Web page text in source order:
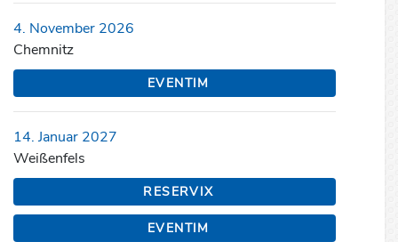
4. November 2026
Chemnitz
EVENTIM
14. Januar 2027
Weißenfels
RESERVIX
EVENTIM